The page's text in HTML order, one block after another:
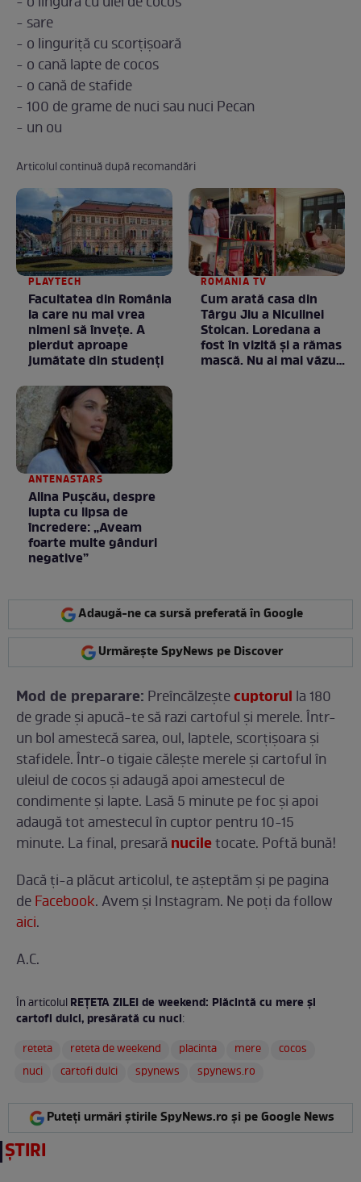
- sare
- o linguriță cu scorțișoară
- o cană lapte de cocos
- o cană de stafide
- 100 de grame de nuci sau nuci Pecan
- un ou
Articolul continuă după recomandări
PLAYTECH
Facultatea din România
la care nu mai vrea
nimeni să înveţe. A
pierdut aproape
jumătate din studenţi
ROMANIA TV
Cum arată casa din
Târgu Jiu a Niculinei
Stoican. Loredana a
fost în vizită și a rămas
mască. Nu ai mai văzut
ANTENASTARS
Alina Pușcău, despre
lupta cu lipsa de
încredere: „Aveam
foarte multe gânduri
negative”
Adaugă-ne ca sursă preferată în Google
Urmărește SpyNews pe Discover
Mod de preparare: Preîncălzeștecuptorul la 180
de grade și apucă-te să razi cartoful și merele. Într-
un bol amestecă sarea, oul, laptele, scorțișoara și
stafidele. Într-o tigaie călește merele și cartoful în
uleiul de cocos și adaugă apoi amestecul de
condimente și lapte. Lasă 5 minute pe foc și apoi
adaugă tot amestecul în cuptor pentru 10-15
minute. La final, presară nuciletocate. Poftă bună!
Dacă ți-a plăcut articolul, te așteptăm și pe pagina
deFacebook. Avem și Instagram. Ne poți da follow
aici.
A.C.
În articolulREȚETA ZILEI de weekend: Plăcintă cu mere și
cartofi dulci, presărată cu nuci:
reteta
reteta de weekend placinta mere
cocos
nuci
cartofi dulci spynews spynews.ro
Puteți urmări știrile SpyNews.ro și pe Google News
ȘTIRI